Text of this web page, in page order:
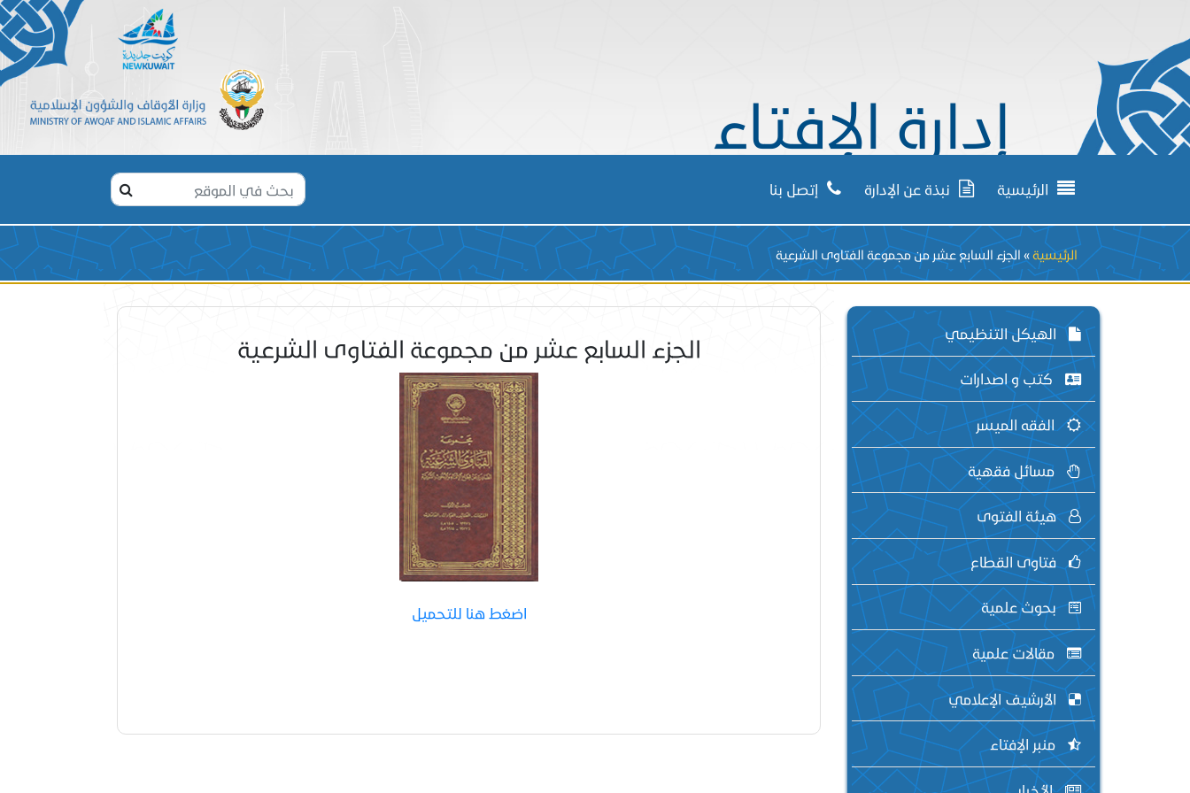
إدارة الإفتاء
الرئيسية نبذة عن الإدارة إتصل بنا
Breadcrumb
الرئيسية الجزء السابع عشر من مجموعة الفتاوى الشرعية
الهيكل التنظيمي
كتب و اصدارات
الفقه الميسر
مسائل فقهية
هيئة الفتوى
فتاوى القطاع
بحوث علمية
مقالات علمية
الأرشيف الإعلامي
منبر الإفتاء
الجزء السابع عشر من مجموعة الفتاوى الشرعية
اضغط هنا للتحميل